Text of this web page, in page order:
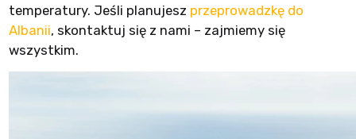
temperatury. Jeśli planujesz przeprowadzkę do
Albanii, skontaktuj się z nami – zajmiemy się
wszystkim.